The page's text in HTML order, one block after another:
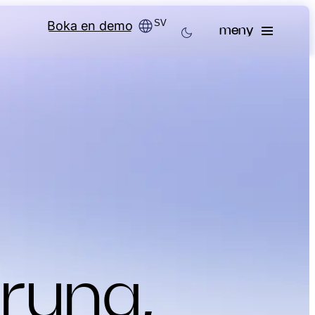
Boka en demo SV
meny